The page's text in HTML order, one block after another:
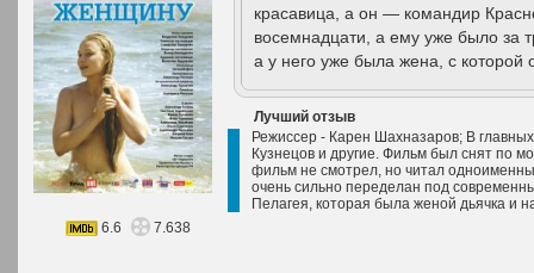
красавица, а он — командир
восемнадцати, а ему уже было за
а у него уже была жена, с которой
Лучший отзыв
Режиссер - Карен Шахназаров; В
Кузнецов и другие. Фильм был снят по
фильм не смотрел, но читал
очень сильно переделан под
Пелагея, которая была женой дьячка и
6.6
7.638